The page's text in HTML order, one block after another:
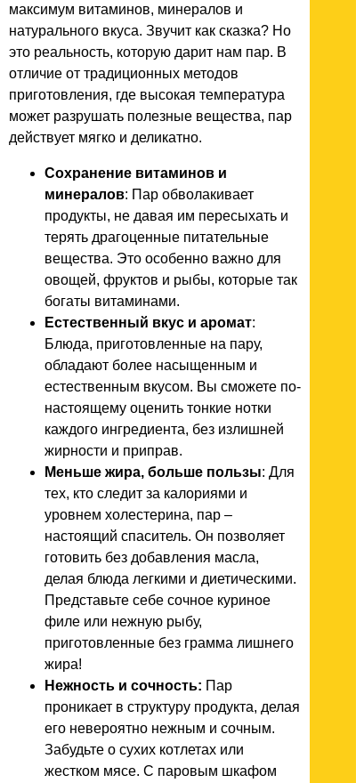
максимум витаминов, минералов и
натурального вкуса. Звучит как сказка? Но
это реальность, которую дарит нам пар. В
отличие от традиционных методов
приготовления, где высокая температура
может разрушать полезные вещества, пар
действует мягко и деликатно.
Сохранение витаминов и
минералов: Пар обволакивает
продукты, не давая им пересыхать и
терять драгоценные питательные
вещества. Это особенно важно для
овощей, фруктов и рыбы, которые так
богаты витаминами.
Естественный вкус и аромат:
Блюда, приготовленные на пару,
обладают более насыщенным и
естественным вкусом. Вы сможете по-
настоящему оценить тонкие нотки
каждого ингредиента, без излишней
жирности и приправ.
Меньше жира, больше пользы: Для
тех, кто следит за калориями и
уровнем холестерина, пар –
настоящий спаситель. Он позволяет
готовить без добавления масла,
делая блюда легкими и диетическими.
Представьте себе сочное куриное
филе или нежную рыбу,
приготовленные без грамма лишнего
жира!
Нежность и сочность: Пар
проникает в структуру продукта, делая
его невероятно нежным и сочным.
Забудьте о сухих котлетах или
жестком мясе. С паровым шкафом